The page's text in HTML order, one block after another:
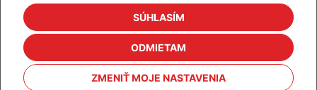
SÚHLASÍM
ODMIETAM
ZMENIŤ MOJE NASTAVENIA
Kalkulačky
Cenníky
Na stiahnutie
Referencie
Kontakt